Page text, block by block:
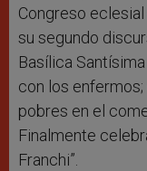
Congreso
su segundo
Basílica
con los
pobres en el
Finalmente
Franchi”.